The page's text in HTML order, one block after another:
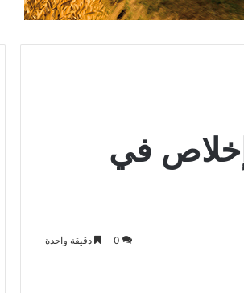
في
0 دقيقة واحدة